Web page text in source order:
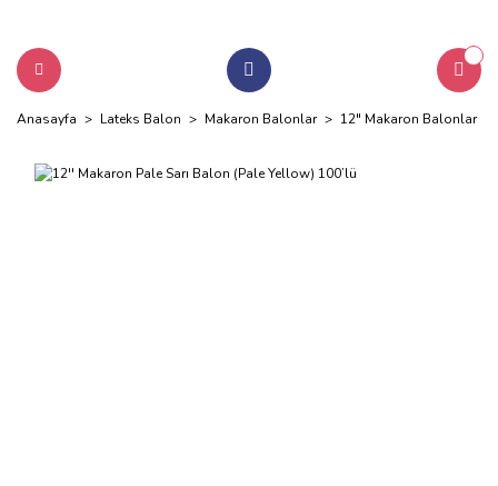
Anasayfa Lateks Balon Makaron Balonlar 12" Makaron Balonlar